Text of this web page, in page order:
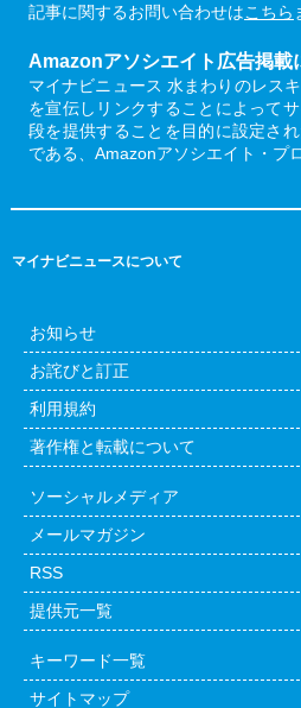
記事に関するお問い合わせはこちら
Amazonアソシエイト広告掲載
マイナビニュース 水まわりのレス
を宣伝しリンクすることによって
段を提供することを目的に設定さ
である、Amazonアソシエイト・プ
マイナビニュースについて
お知らせ
お詫びと訂正
利用規約
著作権と転載について
ソーシャルメディア
メールマガジン
RSS
提供元一覧
キーワード一覧
サイトマップ